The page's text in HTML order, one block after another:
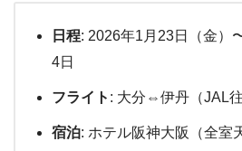
日程: 2026年1月23日（金）
4日
フライト : 大分⇔伊丹（JAL往
宿泊: ホテル阪神大阪（全室